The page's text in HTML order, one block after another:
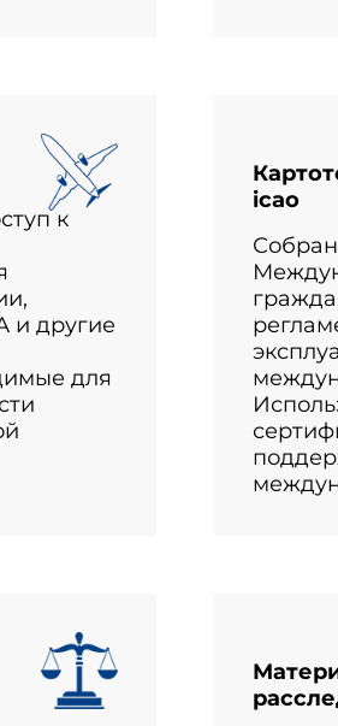
к
и другие
для
icao